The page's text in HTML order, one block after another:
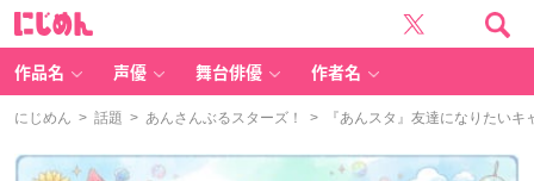
作品名 声優 舞台俳優 作者名
にじめん > 話題 > あんさんぶるスターズ！ > 『あんスタ』友達になりたいキ